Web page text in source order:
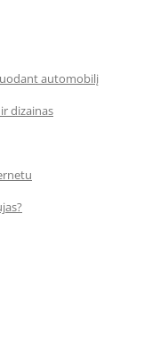
automobilį
dizainas